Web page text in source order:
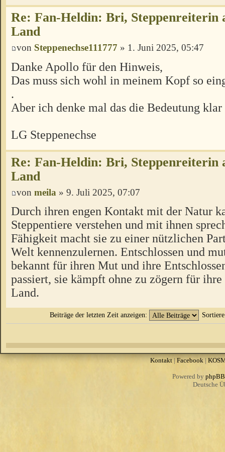
Re: Fan-Heldin: Bri, Steppenreiterin
Land
von Steppenechse111777 » 1. Juni 2025, 05:47
Danke Apollo für den Hinweis,
Das muss sich wohl in meinem Kopf so
.
Aber ich denke mal das die Bedeutung
LG Steppenechse
Re: Fan-Heldin: Bri, Steppenreiterin
Land
von meila » 9. Juli 2025, 07:07
Durch ihren engen Kontakt mit der Natur
Steppentiere verstehen und mit ihnen
Fähigkeit macht sie zu einer nützlichen
Welt kennenzulernen. Entschlossen und
bekannt für ihren Mut und ihre
passiert, sie kämpft ohne zu zögern für
Land.
Beiträge der letzten Zeit anzeigen:
Kontakt|Facebook|
Powered by phpBB
Deutsche